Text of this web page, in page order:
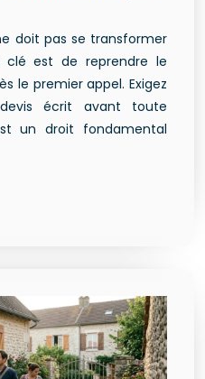
doit pas se transformer
clé est de reprendre le
le premier appel. Exigez
écrit avant toute
un droit fondamental